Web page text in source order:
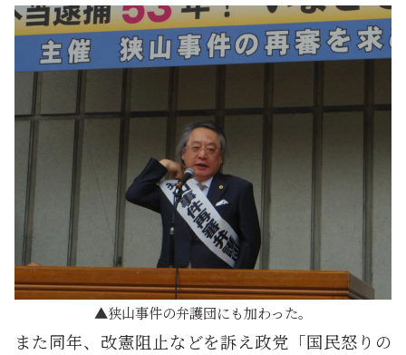
狭山事件の弁護団にも加わった。
また同年、改憲阻止などを訴え政党「国民怒りの